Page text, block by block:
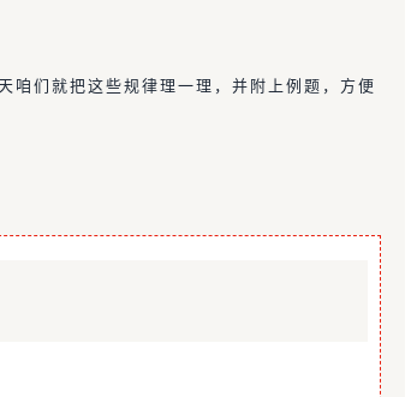
咱们就把这些规律理一理，并附上例题，方便